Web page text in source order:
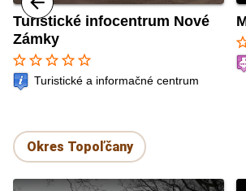
Turistické infocentrum Nové
Zámky
star_border star_border star_border star_border star_border
Turistické a informačné centrum
Okres Topoľčany